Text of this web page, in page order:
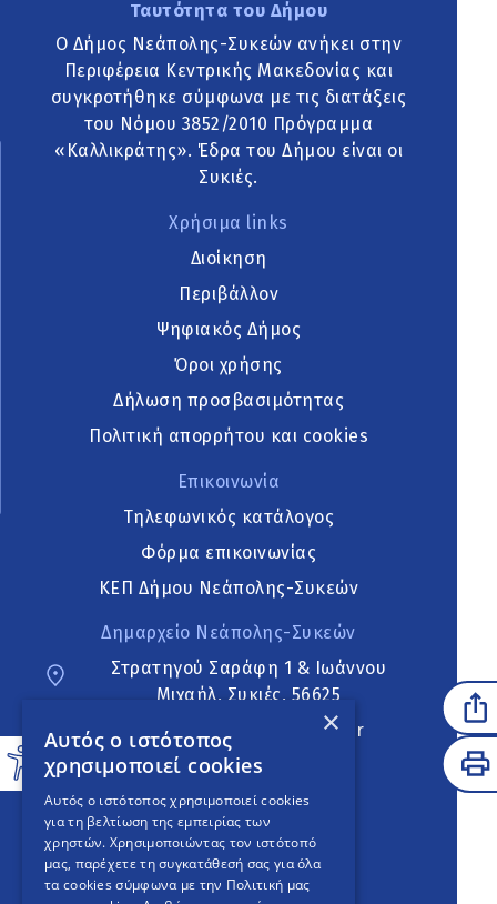
Ταυτότητα του Δήμου
Ο Δήμος Νεάπολης-Συκεών ανήκει στην
Περιφέρεια Κεντρικής Μακεδονίας και
συγκροτήθηκε σύμφωνα με τις διατάξεις
του Νόμου 3852/2010 Πρόγραμμα
«Καλλικράτης». Έδρα του Δήμου είναι οι
Συκιές.
Χρήσιμα links
Διοίκηση
Περιβάλλον
Ψηφιακός Δήμος
Όροι χρήσης
Δήλωση προσβασιμότητας
Πολιτική απορρήτου και cookies
Επικοινωνία
Τηλεφωνικός κατάλογος
Φόρμα επικοινωνίας
ΚΕΠ Δήμου Νεάπολης-Συκεών
Δημαρχείο Νεάπολης-Συκεών
Στρατηγού Σαράφη 1 & Ιωάννου
Μιχαήλ, Συκιές, 56625
neapoli.sykies@ddt.gov.gr
Ακολουθήστε
English Version
×
Αυτός ο ιστότοπος
χρησιμοποιεί cookies
Αυτός ο ιστότοπος χρησιμοποιεί cookies
για τη βελτίωση της εμπειρίας των
χρηστών. Χρησιμοποιώντας τον ιστότοπό
μας, παρέχετε τη συγκατάθεσή σας για όλα
τα cookies σύμφωνα με την Πολιτική μας